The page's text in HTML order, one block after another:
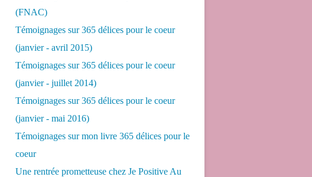
(FNAC)
Témoignages sur 365 délices pour le coeur
(janvier - avril 2015)
Témoignages sur 365 délices pour le coeur
(janvier - juillet 2014)
Témoignages sur 365 délices pour le coeur
(janvier - mai 2016)
Témoignages sur mon livre 365 délices pour le
coeur
Une rentrée prometteuse chez Je Positive Au